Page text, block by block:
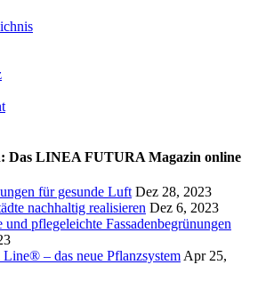
Das LINEA FUTURA Magazin online
für gesunde Luft Dez 28, 2023
nachhaltig realisieren Dez 6, 2023
pflegeleichte Fassadenbegrünungen
– das neue Pflanzsystem Apr 25,